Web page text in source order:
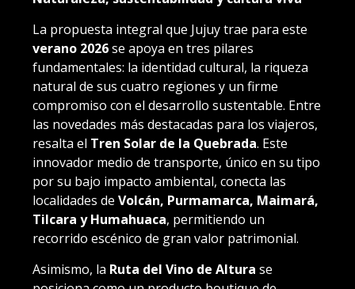
La propuesta integral que Jujuy trae para este
verano 2026se apoya en tres pilares
fundamentales: la identidad cultural, la riqueza
natural de sus cuatro regiones y un firme
compromiso con el desarrollo sustentable. Entre
las novedades más destacadas para los viajeros,
resalta el Tren Solar de la Quebrada. Este
innovador medio de transporte, único en su tipo
por su bajo impacto ambiental, conecta las
localidades de Volcán, Purmamarca, Maimará,
Tilcara y Humahuaca, permitiendo un
recorrido escénico de gran valor patrimonial.
Asimismo, la Ruta del Vino de Altura se